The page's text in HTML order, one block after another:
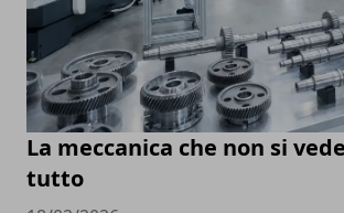
La meccanica che non si
tutto